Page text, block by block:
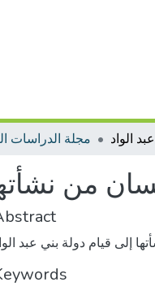
مجلة الدراسات
من
إلى قيام دولة بني عبد